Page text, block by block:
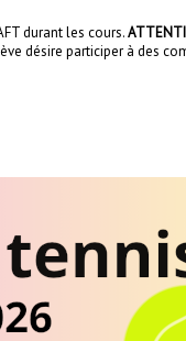
durant les cours.
désire participer à des